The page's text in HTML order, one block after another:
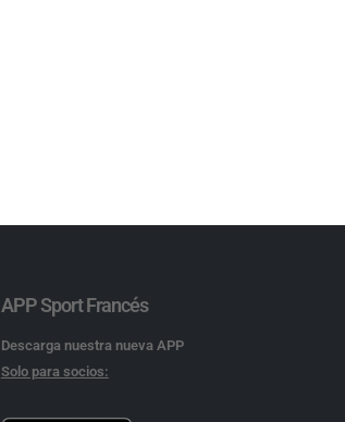
APP Sport Francés
Descarga nuestra nueva APP
Solo para socios: